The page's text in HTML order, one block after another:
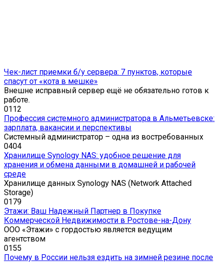
Чек-лист приемки б/у сервера: 7 пунктов, которые
спасут от «кота в мешке»
Внешне исправный сервер ещё не обязательно готов к
работе.
0112
Профессия системного администратора в Альметьевске:
зарплата, вакансии и перспективы
Системный администратор – одна из востребованных
0404
Хранилище Synology NAS: удобное решение для
хранения и обмена данными в домашней и рабочей
среде
Хранилище данных Synology NAS (Network Attached
Storage)
0179
Этажи: Ваш Надежный Партнер в Покупке
Коммерческой Недвижимости в Ростове-на-Дону
ООО «Этажи» с гордостью является ведущим
агентством
0155
Почему в России нельзя ездить на зимней резине после